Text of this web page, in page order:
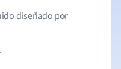
diseñado por